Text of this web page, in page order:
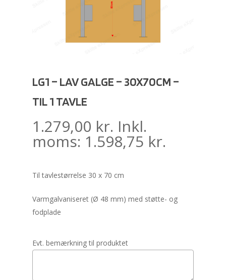
LG1 – LAV GALGE – 30X70CM –
TIL 1 TAVLE
1.279,00 kr. Inkl.
moms: 1.598,75 kr.
Til tavlestørrelse 30 x 70 cm
Varmgalvaniseret (Ø 48 mm) med støtte- og
fodplade
Evt. bemærkning til produktet